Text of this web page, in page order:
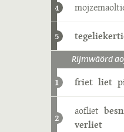
4
5
Rijmwäörd
1 friet liet
2
aofliet
verliet